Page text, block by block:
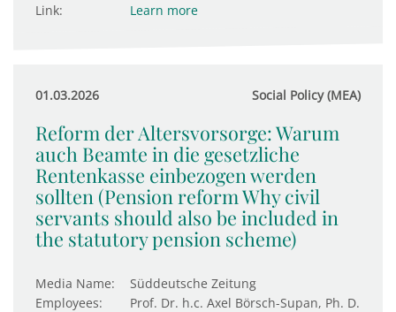
Link:
Learn more
01.03.2026 Social Policy (MEA)
Reform der Altersvorsorge: Warum
auch Beamte in die gesetzliche
Rentenkasse einbezogen werden
sollten (Pension reform Why civil
servants should also be included in
the statutory pension scheme)
Media Name:
Süddeutsche Zeitung
Employees:
Prof. Dr. h.c. Axel Börsch-Supan, Ph. D.